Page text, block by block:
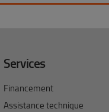
Services
Financement
Assistance technique